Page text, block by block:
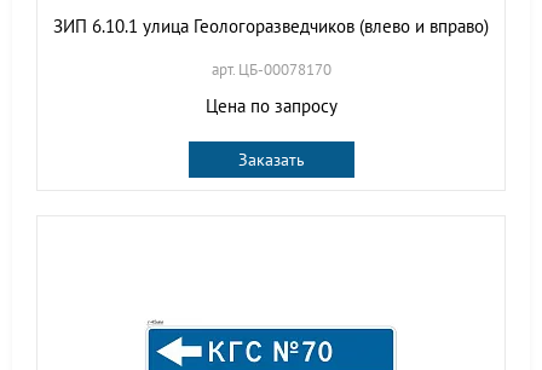
ЗИП 6.10.1 улица Геологоразведчиков (влево и вправо)
арт. ЦБ-00078170
Цена по запросу
Заказать